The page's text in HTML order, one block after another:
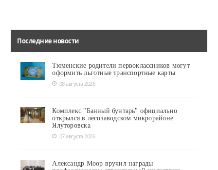
Последние новости
Тюменские родители первоклассников могут
оформить льготные транспортные карты
08 августа 2026
Комплекс "Банный бунтарь" официально
открылся в лесозаводском микрорайоне
Ялуторовска
07 августа 2026
Александр Моор вручил награды